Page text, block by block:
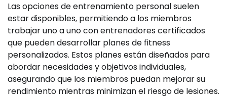
Las opciones de entrenamiento personal suelen
estar disponibles, permitiendo a los miembros
trabajar uno a uno con entrenadores certificados
que pueden desarrollar planes de fitness
personalizados. Estos planes están diseñados para
abordar necesidades y objetivos individuales,
asegurando que los miembros puedan mejorar su
rendimiento mientras minimizan el riesgo de lesiones.